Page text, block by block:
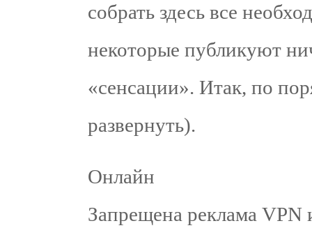
собрать здесь все
некоторые публикуют
«сенсации». Итак, по
развернуть).
Онлайн
Запрещена реклама VPN